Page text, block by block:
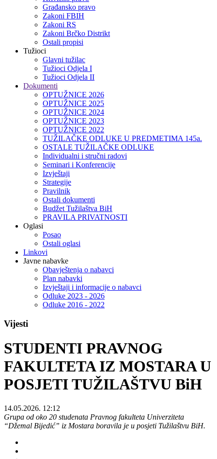
Građansko pravo
Zakoni FBIH
Zakoni RS
Zakoni Brčko Distrikt
Ostali propisi
Tužioci
Glavni tužilac
Tužioci Odjela I
Tužioci Odjela II
Dokumenti
OPTUŽNICE 2026
OPTUŽNICE 2025
OPTUŽNICE 2024
OPTUŽNICE 2023
OPTUŽNICE 2022
TUŽILAČKE ODLUKE U PREDMETIMA 145a.
OSTALE TUŽILAČKE ODLUKE
Individualni i stručni radovi
Seminari i Konferencije
Izvještaji
Strategije
Pravilnik
Ostali dokumenti
Budžet Tužilaštva BiH
PRAVILA PRIVATNOSTI
Oglasi
Posao
Ostali oglasi
Linkovi
Javne nabavke
Obavještenja o nabavci
Plan nabavki
Izvještaji i informacije o nabavci
Odluke 2023 - 2026
Odluke 2016 - 2022
Vijesti
STUDENTI PRAVNOG
FAKULTETA IZ MOSTARA U
POSJETI TUŽILAŠTVU BiH
14.05.2026. 12:12
Grupa od oko 20 studenata Pravnog fakulteta Univerziteta
“Džemal Bijedić” iz Mostara boravila je u posjeti Tužilaštvu BiH.